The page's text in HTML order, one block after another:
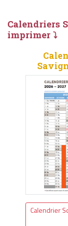
Calendriers
imprimer ⤵
Calendrier